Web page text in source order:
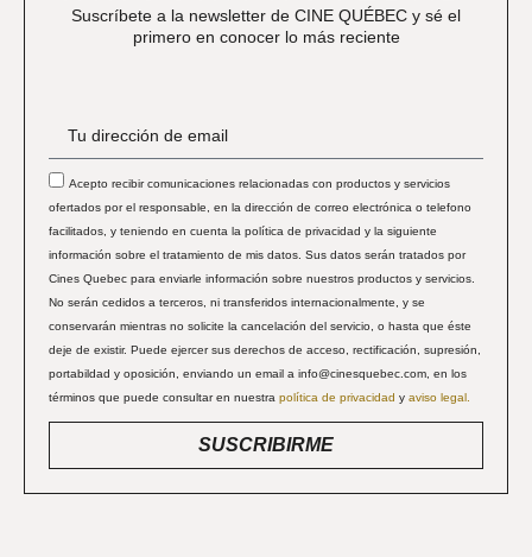
Suscríbete a la newsletter de CINE QUÉBEC y sé el
primero en conocer lo más reciente
Acepto recibir comunicaciones relacionadas con productos y servicios
ofertados por el responsable, en la dirección de correo electrónica o telefono
facilitados, y teniendo en cuenta la política de privacidad y la siguiente
información sobre el tratamiento de mis datos. Sus datos serán tratados por
Cines Quebec para enviarle información sobre nuestros productos y servicios.
No serán cedidos a terceros, ni transferidos internacionalmente, y se
conservarán mientras no solicite la cancelación del servicio, o hasta que éste
deje de existir. Puede ejercer sus derechos de acceso, rectificación, supresión,
portabildad y oposición, enviando un email a info@cinesquebec.com, en los
términos que puede consultar en nuestra política de privacidad y aviso legal.
SUSCRIBIRME